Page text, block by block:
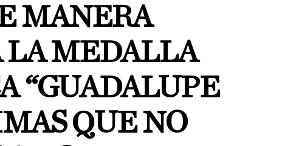
MANERA
MEDALLA
“GUADALUPE
QUE NO